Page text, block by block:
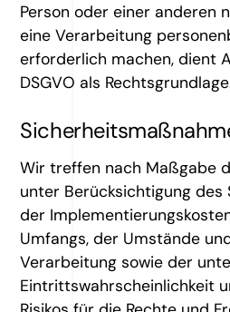
Person oder einer anderen
eine Verarbeitung
erforderlich machen, dient
DSGVO als
Wir treffen nach Maßgabe
unter Berücksichtigung des
der
Umfangs, der Umstände
Verarbeitung sowie der
Eintrittswahrscheinlichkeit